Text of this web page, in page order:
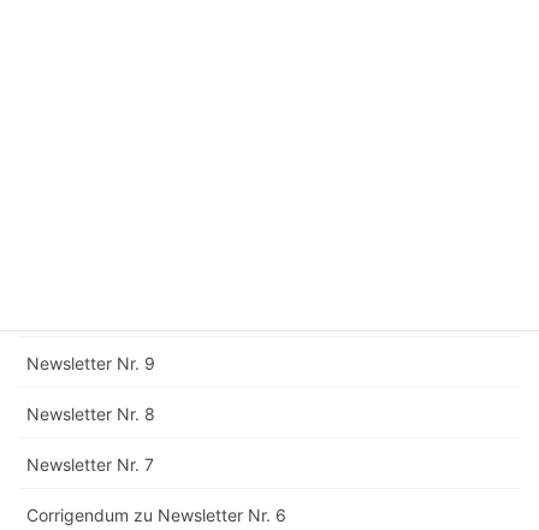
Newsletter Nr. 9
Newsletter Nr. 8
Newsletter Nr. 7
Corrigendum zu Newsletter Nr. 6